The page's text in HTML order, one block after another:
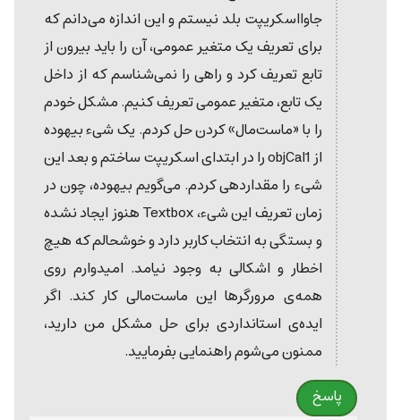
جاوااسکریپت بلد نیستم و این اندازه می‌دانم که
برای تعریف یک متغیر عمومی، آن را باید بیرون از
تابع تعریف کرد و راهی را نمی‌شناسم که از داخل
یک تابع، متغیر عمومی تعریف کنیم. مشکل خودم
را با «ماست‌مال» کردن حل کردم. یک شیء بیهوده
از objCal1 را در ابتدای اسکریپت ساختم و بعد این
شیء را مقداردهی کردم. می‌گویم بیهوده، چون در
زمان تعریف این شیء، Textbox هنوز ایجاد نشده
و بستگی به انتخاب کاربر دارد و خوشحالم که هیچ
اخطار و اشکالی به وجود نیامد. امیدوارم روی
همه‌ی مرورگرها این ماست‌مالی کار کند. اگر
ایده‌ی استانداردی برای حل مشکل من دارید،
ممنون می‌شوم راهنمایی بفرمایید.
پاسخ